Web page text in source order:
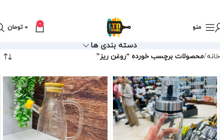
منو 0
0 تومان
دسته بندی ها
خانه محصولات برچسب خورده “روغن ریز”